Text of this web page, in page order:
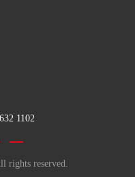
1102
rights reserved.